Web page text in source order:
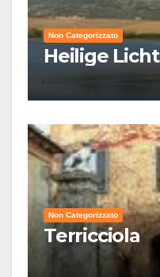
Non Categorizzato
Heilige Licht
Non Categorizzato
Terricciola